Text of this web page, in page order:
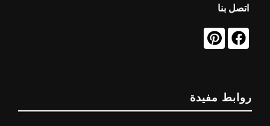
اتصل بنا
روابط مفيدة